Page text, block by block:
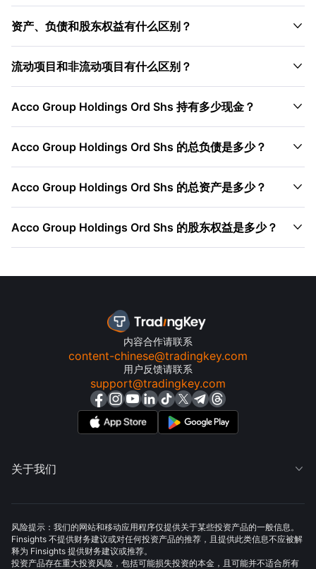
资产、负债和股东权益有什么区别？ 
流动项目和非流动项目有什么区别？ 
Acco Group Holdings Ord Shs 持有多少现金？ 
Acco Group Holdings Ord Shs 的总负债是多少？ 
Acco Group Holdings Ord Shs 的总资产是多少？ 
Acco Group Holdings Ord Shs 的股东权益是多少？ 
内容合作请联系
content-chinese@tradingkey.com
用户反馈请联系
support@tradingkey.com
关于我们 
风险提示：我们的网站和移动应用程序仅提供关于某些投资产品的一般信息。
Finsights 不提供财务建议或对任何投资产品的推荐，且提供此类信息不应被解
释为 Finsights 提供财务建议或推荐。
投资产品存在重大投资风险，包括可能损失投资的本金，且可能并不适合所有